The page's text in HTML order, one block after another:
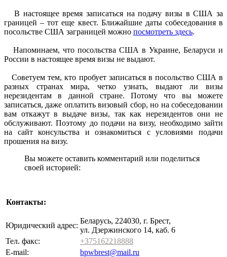
В настоящее время записаться на подачу визы в США за
границей – тот еще квест. Ближайшие даты собеседования в
посольстве США заграницей можно посмотреть здесь.
Напоминаем, что посольства США в Украине, Беларуси и
России в настоящее время визы не выдают.
Советуем тем, кто пробует записаться в посольство США в
разных странах мира, четко узнать, выдают ли визы
нерезидентам в данной стране. Потому что вы можете
записаться, даже оплатить визовый сбор, но на собеседовании
вам откажут в выдаче визы, так как нерезидентов они не
обслуживают. Поэтому до подачи на визу, необходимо зайти
на сайт консульства и ознакомиться с условиями подачи
прошения на визу.
Вы можете оставить комментарий или поделиться
своей историей:
Контакты:
Юридический адрес:
Беларусь, 224030, г. Брест,
ул. Дзержинского 14, каб. 6
Тел. факс:
+375162218888
E-mail:
bpwbrest@mail.ru